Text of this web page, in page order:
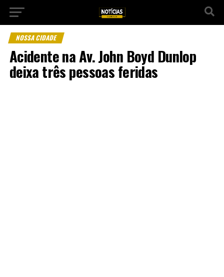
NOSSA CIDADE
Acidente na Av. John Boyd Dunlop
deixa três pessoas feridas